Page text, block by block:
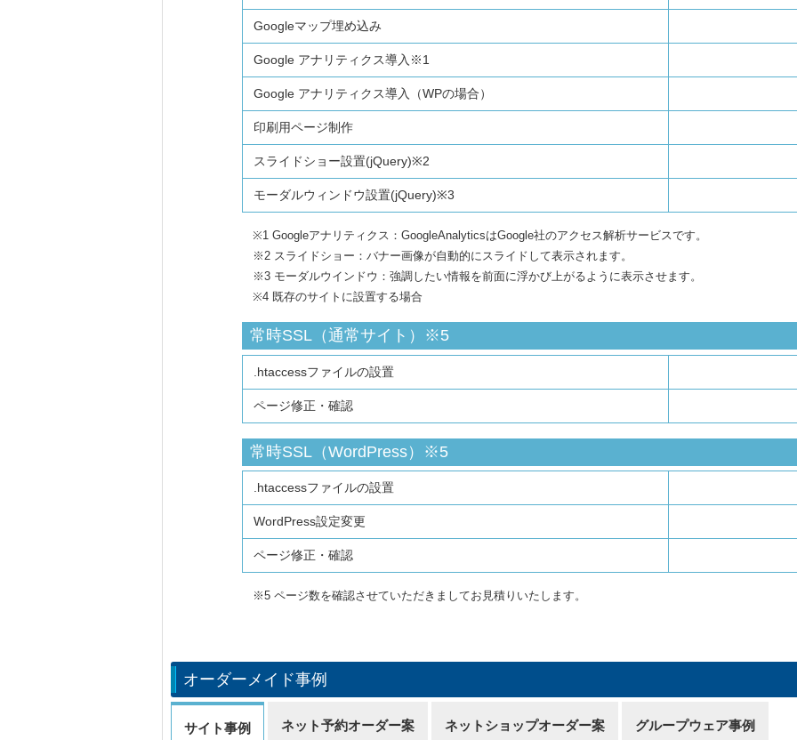
Googleマップ埋め込み
Google アナリティクス導入※1
Google アナリティクス導入（WPの場合）
印刷用ページ制作
スライドショー設置(jQuery)※2
モーダルウィンドウ設置(jQuery)※3
※1 Googleアナリティクス：GoogleAnalyticsはGoogle社のアクセス解析サービスです。
※2 スライドショー：バナー画像が自動的にスライドして表示されます。
※3 モーダルウインドウ：強調したい情報を前面に浮かび上がるように表示させます。
※4 既存のサイトに設置する場合
常時SSL（通常サイト）※5
.htaccessファイルの設置
ページ修正・確認
常時SSL（WordPress）※5
.htaccessファイルの設置
WordPress設定変更
ページ修正・確認
※5 ページ数を確認させていただきましてお見積りいたします。
オーダーメイド事例
サイト事例 ネット予約オーダー案 ネットショップオーダー案 グループウェア事例